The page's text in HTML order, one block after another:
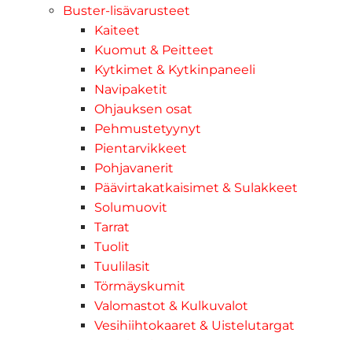
Buster-lisävarusteet
Kaiteet
Kuomut & Peitteet
Kytkimet & Kytkinpaneeli
Navipaketit
Ohjauksen osat
Pehmustetyynyt
Pientarvikkeet
Pohjavanerit
Päävirtakatkaisimet & Sulakkeet
Solumuovit
Tarrat
Tuolit
Tuulilasit
Törmäyskumit
Valomastot & Kulkuvalot
Vesihiihtokaaret & Uistelutargat